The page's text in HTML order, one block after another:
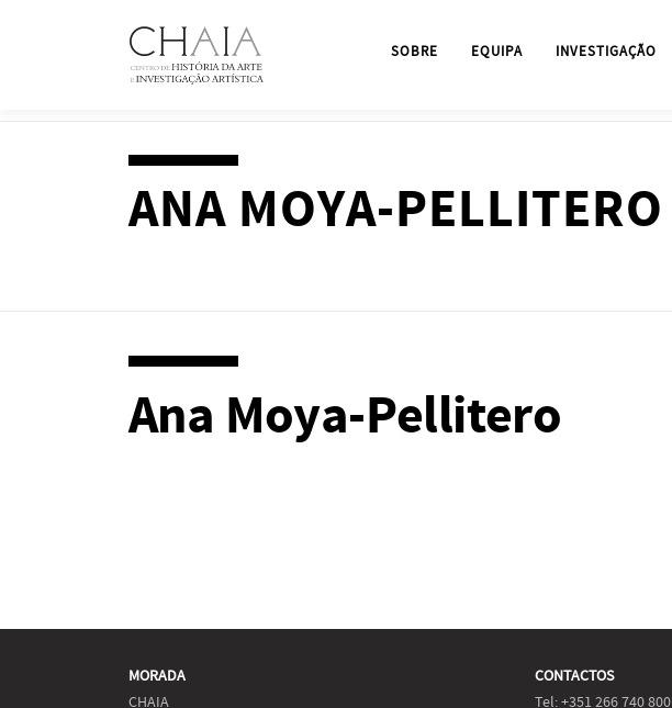
SOBRE EQUIPA INVESTIGAÇÃO
ANA MOYA-PELLITERO
Ana Moya-Pellitero
MORADA
CHAIA
CONTACTOS
Tel: +351 266 740 800